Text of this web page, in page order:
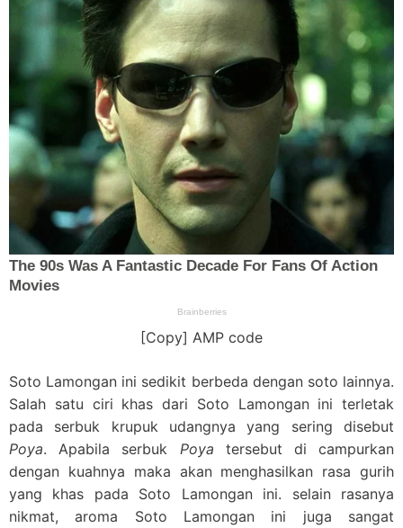
[Copy] AMP code
Soto Lamongan ini sedikit berbeda dengan soto lainnya.
Salah satu ciri khas dari Soto Lamongan ini terletak
pada serbuk krupuk udangnya yang sering disebut
Poya. Apabila serbuk Poya tersebut di campurkan
dengan kuahnya maka akan menghasilkan rasa gurih
yang khas pada Soto Lamongan ini. selain rasanya
nikmat, aroma Soto Lamongan ini juga sangat